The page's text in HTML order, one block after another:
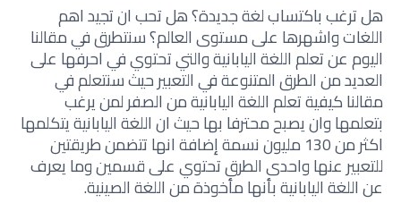
هل ترغب باكتساب لغة جديدة؟ هل تحب ان تجيد اهم
اللغات واشهرها على مستوى العالم؟ سنتطرق في مقالنا
اليوم عن تعلم اللغة اليابانية والتي تحتوي في احرفها على
العديد من الطرق المتنوعة في التعبير حيث سنتعلم في
مقالنا كيفية تعلم اللغة اليابانية من الصفر لمن يرغب
بتعلمها وان يصبح محترفا بها حيث ان اللغة اليابانية يتكلمها
اكثر من 130 مليون نسمة إضافة انها تتضمن طريقتين
للتعبير عنها واحدى الطرق تحتوي على قسمين وما يعرف
عن اللغة اليابانية بأنها مأخوذة من اللغة الصينية.